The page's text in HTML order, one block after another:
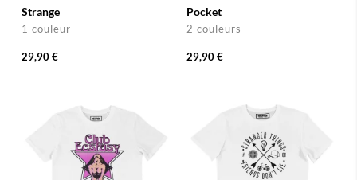
Strange
1 couleur
29,90 €
Pocket
2 couleurs
29,90 €